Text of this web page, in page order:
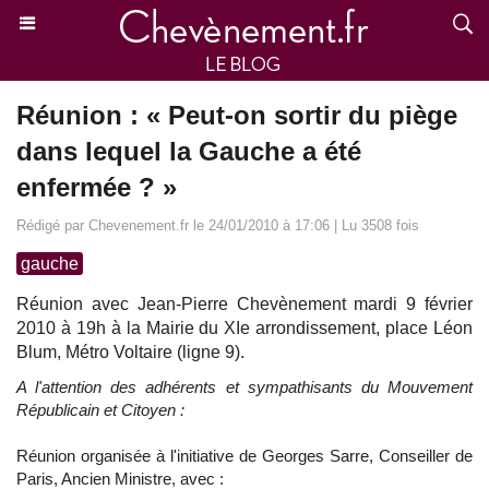
Réunion : « Peut-on sortir du piège
dans lequel la Gauche a été
enfermée ? »
Rédigé par Chevenement.fr le 24/01/2010 à 17:06 | Lu 3508 fois
gauche
Réunion avec Jean-Pierre Chevènement mardi 9 février
2010 à 19h à la Mairie du XIe arrondissement, place Léon
Blum, Métro Voltaire (ligne 9).
A l'attention des adhérents et sympathisants du Mouvement
Républicain et Citoyen :
Réunion organisée à l'initiative de Georges Sarre, Conseiller de
Paris, Ancien Ministre, avec :